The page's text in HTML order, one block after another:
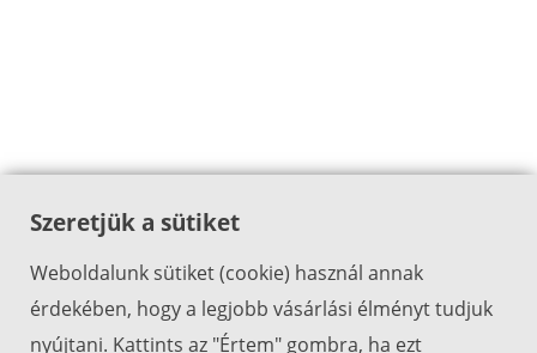
Szeretjük a sütiket
Weboldalunk sütiket (cookie) használ annak
érdekében, hogy a legjobb vásárlási élményt tudjuk
nyújtani. Kattints az "Értem" gombra, ha ezt